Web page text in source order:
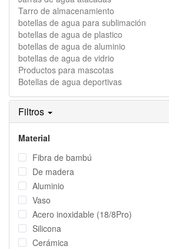
Tarro de almacenamiento
botellas de agua para sublimación
botellas de agua de plastico
botellas de agua de aluminio
botellas de agua de vidrio
Productos para mascotas
Botellas de agua deportivas
Filtros
Material
Fibra de bambú
De madera
Aluminio
Vaso
Acero inoxidable (18/8Pro)
Silicona
Cerámica